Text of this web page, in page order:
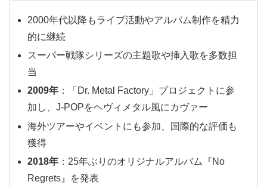
2000年代以降もライブ活動やアルバム制作を精力
的に継続
スーパー戦隊シリーズの主題歌や挿入歌を多数担
当
2009年 ：「Dr. Metal Factory」プロジェクトに参
加し、J-POPをヘヴィメタル風にカヴァー
海外ツアーやイベントにも参加、国際的な評価も
獲得
2018年 ：25年ぶりのオリジナルアルバム『No
Regrets』を発表